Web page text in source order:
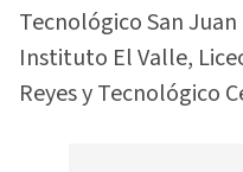
Tecnológico San
Instituto El Valle,
Reyes y Tecnológico